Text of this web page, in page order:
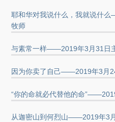
耶和华对我说什么，我就说什
牧师
与素常一样——2019年3月31日
因为你卖了自己——2019年3月
“你的命就必代替他的命
从迦密山到何烈山——2019年3